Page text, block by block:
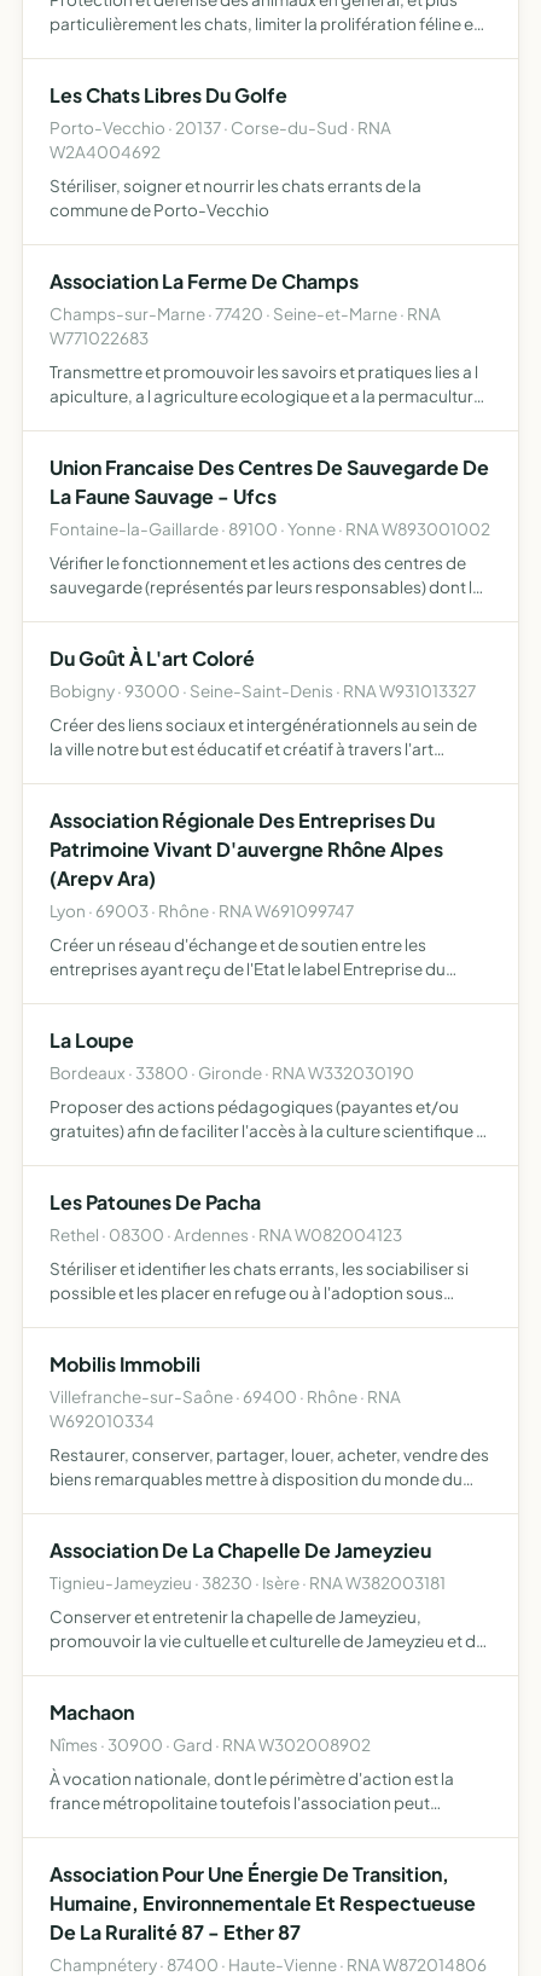
particulièrement les chats, limiter la prolifération féline en
Les Chats Libres Du Golfe
Porto-Vecchio · 20137 · Corse-du-Sud · RNA
W2A4004692
Stériliser, soigner et nourrir les chats errants de la
commune de Porto-Vecchio
Association La Ferme De Champs
Champs-sur-Marne · 77420 · Seine-et-Marne · RNA
W771022683
Transmettre et promouvoir les savoirs et pratiques lies a l
apiculture, a l agriculture ecologique et a la permaculture,
Union Francaise Des Centres De Sauvegarde De
La Faune Sauvage - Ufcs
Fontaine-la-Gaillarde · 89100 · Yonne · RNA W893001002
Vérifier le fonctionnement et les actions des centres de
sauvegarde (représentés par leurs responsables) dont la
Du Goût À L'art Coloré
Bobigny · 93000 · Seine-Saint-Denis · RNA W931013327
Créer des liens sociaux et intergénérationnels au sein de
la ville notre but est éducatif et créatif à travers l'art
Association Régionale Des Entreprises Du
Patrimoine Vivant D'auvergne Rhône Alpes
(Arepv Ara)
Lyon · 69003 · Rhône · RNA W691099747
Créer un réseau d'échange et de soutien entre les
entreprises ayant reçu de l'Etat le label Entreprise du
La Loupe
Bordeaux · 33800 · Gironde · RNA W332030190
Proposer des actions pédagogiques (payantes et/ou
gratuites) afin de faciliter l'accès à la culture scientifique et
Les Patounes De Pacha
Rethel · 08300 · Ardennes · RNA W082004123
Stériliser et identifier les chats errants, les sociabiliser si
possible et les placer en refuge ou à l'adoption sous
Mobilis Immobili
Villefranche-sur-Saône · 69400 · Rhône · RNA
W692010334
Restaurer, conserver, partager, louer, acheter, vendre des
biens remarquables mettre à disposition du monde du
Association De La Chapelle De Jameyzieu
Tignieu-Jameyzieu · 38230 · Isère · RNA W382003181
Conserver et entretenir la chapelle de Jameyzieu,
promouvoir la vie cultuelle et culturelle de Jameyzieu et de
Machaon
Nîmes · 30900 · Gard · RNA W302008902
À vocation nationale, dont le périmètre d'action est la
france métropolitaine toutefois l'association peut
Association Pour Une Énergie De Transition,
Humaine, Environnementale Et Respectueuse
De La Ruralité 87 - Ether 87
Champnétery · 87400 · Haute-Vienne · RNA W872014806